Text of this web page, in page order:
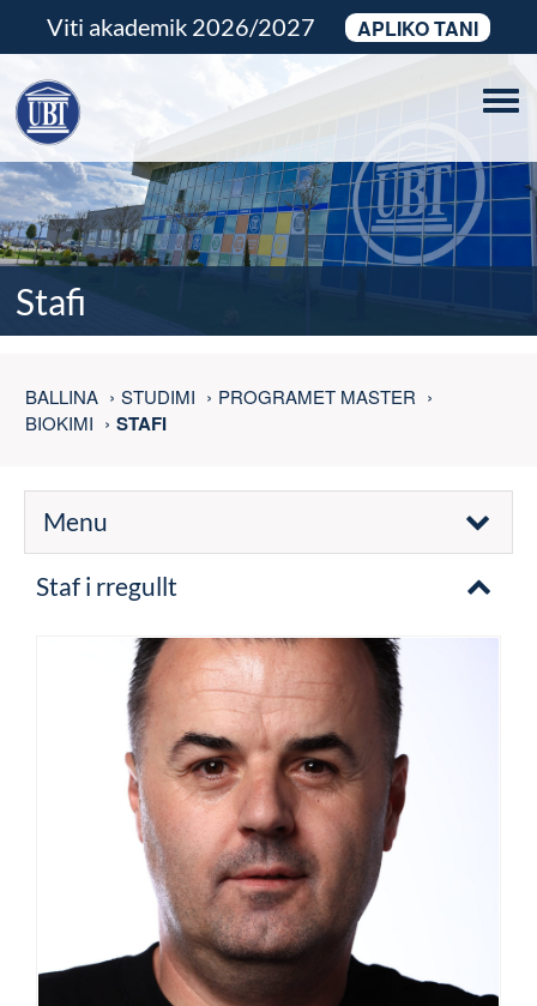
Viti akademik 2026/2027 APLIKO TANI
Stafi
BALLINA STUDIMI
PROGRAMET MASTER
BIOKIMI
STAFI
Menu
Staf i rregullt